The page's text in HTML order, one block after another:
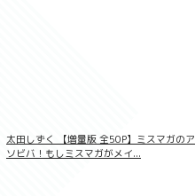
太田しずく 【増量版 全50P】ミスマガのア
ソビバ！もしミスマガがメイ...